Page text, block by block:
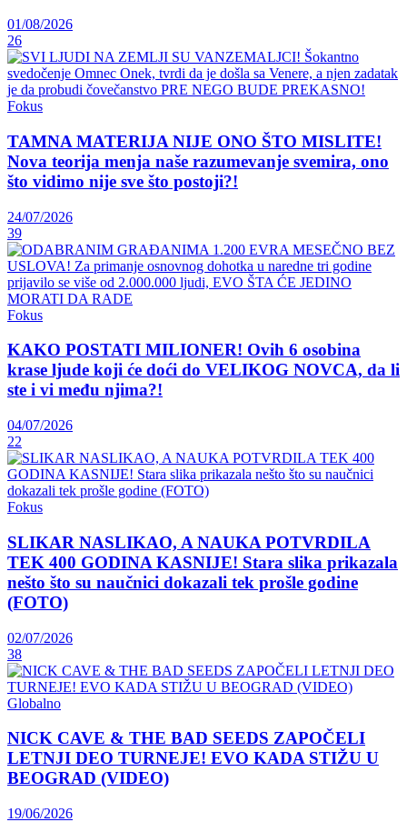
01/08/2026
26
Fokus
TAMNA MATERIJA NIJE ONO ŠTO MISLITE!
Nova teorija menja naše razumevanje svemira, ono
što vidimo nije sve što postoji?!
24/07/2026
39
Fokus
KAKO POSTATI MILIONER! Ovih 6 osobina
krase ljude koji će doći do VELIKOG NOVCA, da li
ste i vi među njima?!
04/07/2026
22
Fokus
SLIKAR NASLIKAO, A NAUKA POTVRDILA
TEK 400 GODINA KASNIJE! Stara slika prikazala
nešto što su naučnici dokazali tek prošle godine
(FOTO)
02/07/2026
38
Globalno
NICK CAVE & THE BAD SEEDS ZAPOČELI
LETNJI DEO TURNEJE! EVO KADA STIŽU U
BEOGRAD (VIDEO)
19/06/2026